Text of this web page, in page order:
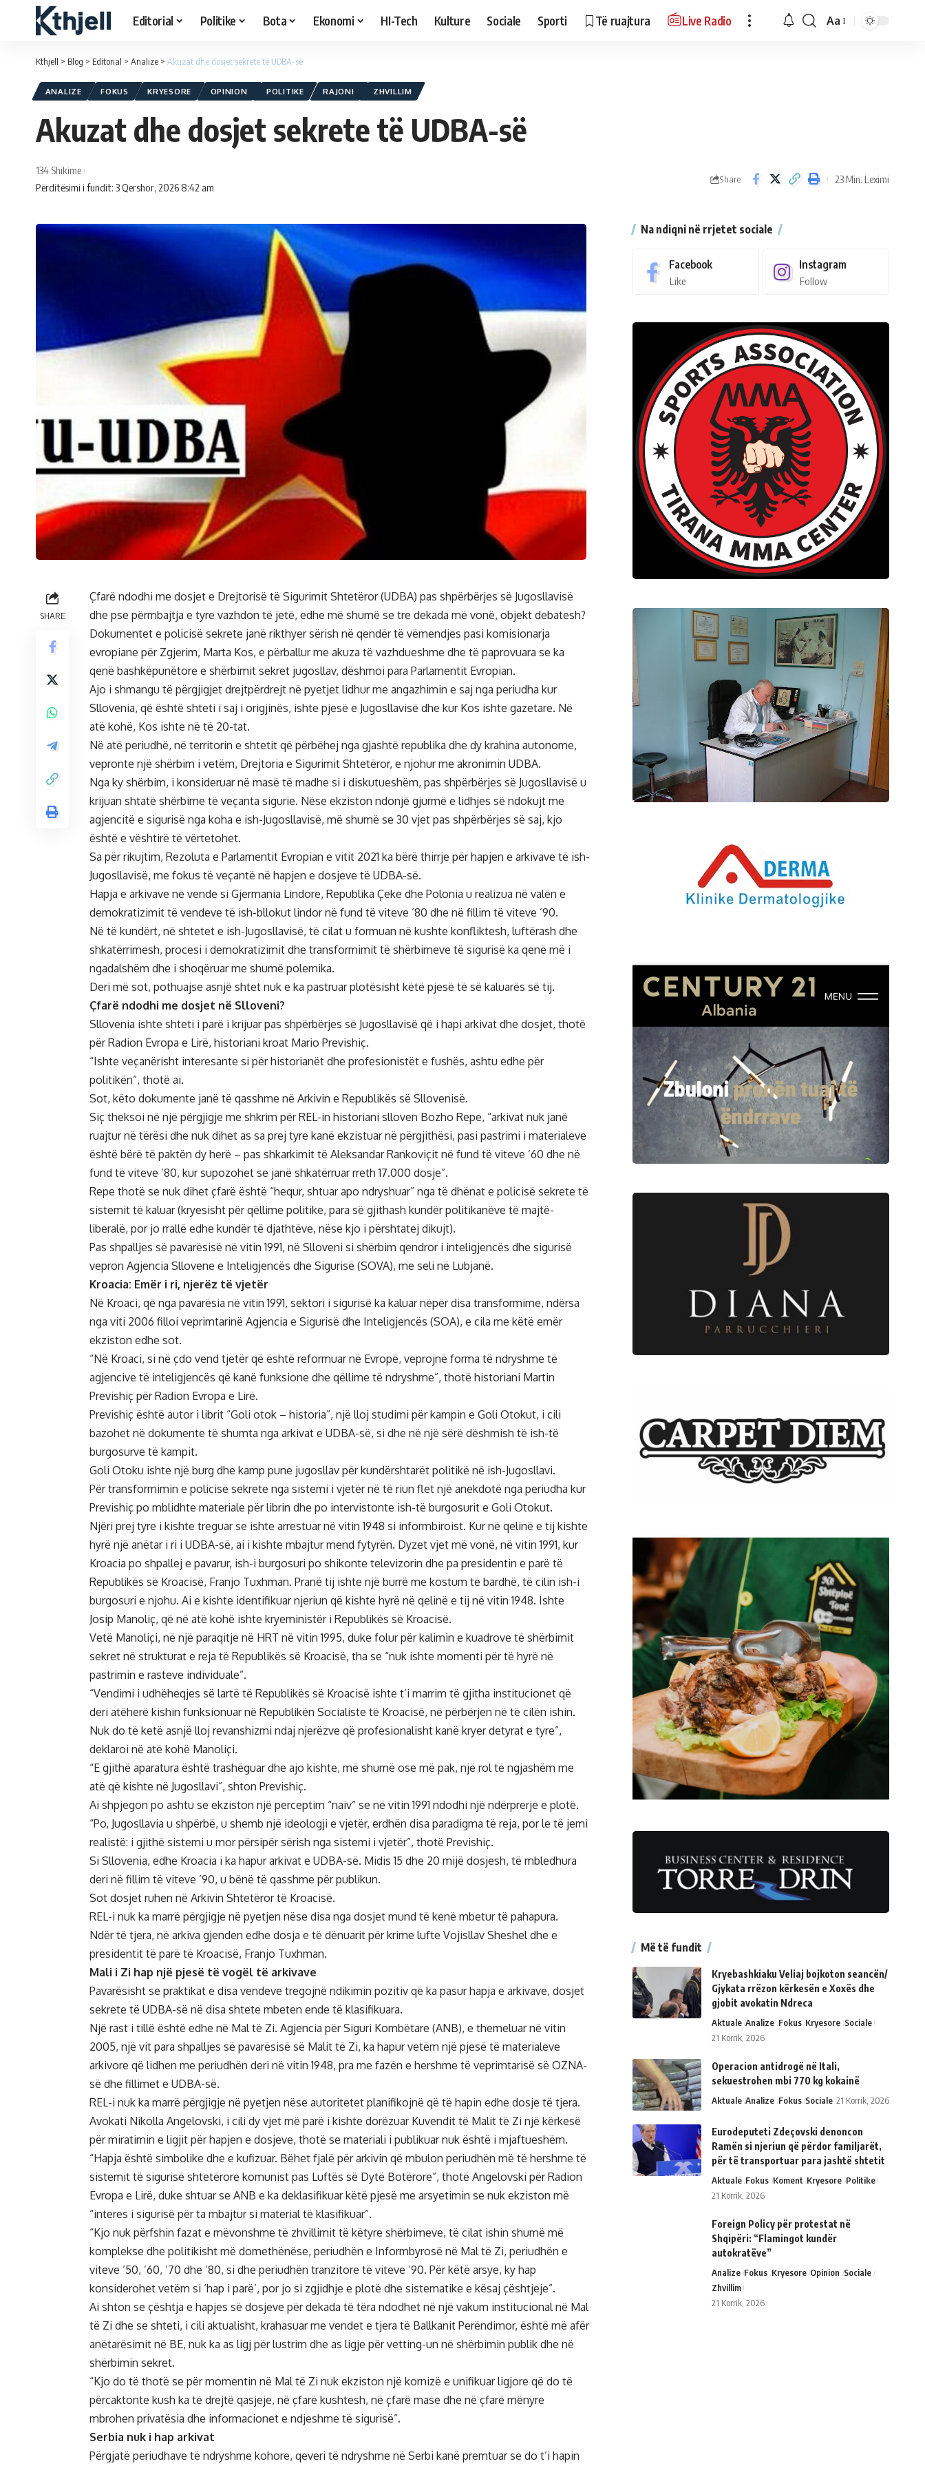
Editorial Politike Bota Ekonomi HI-Tech Kulture Sociale Sporti Të ruajtura Live Radio Aa
Kthjell > Blog > Editorial > Analize > Akuzat dhe dosjet sekrete të UDBA-së
ANALIZE FOKUS KRYESORE OPINION POLITIKE RAJONI ZHVILLIM
Akuzat dhe dosjet sekrete të UDBA-së
Përditësimi i fundit: 3 Qershor, 2026 8:42 am
134 Shikime
Share 23 Min. Leximi
SHARE
Çfarë ndodhi me dosjet e Drejtorisë të Sigurimit Shtetëror (UDBA) pas shpërbërjes së Jugosllavisë
dhe pse përmbajtja e tyre vazhdon të jetë, edhe më shumë se tre dekada më vonë, objekt debatesh?
Dokumentet e policisë sekrete janë rikthyer sërish në qendër të vëmendjes pasi komisionarja
evropiane për Zgjerim, Marta Kos, e përballur me akuza të vazhdueshme dhe të paprovuara se ka
qenë bashkëpunëtore e shërbimit sekret jugosllav, dëshmoi para Parlamentit Evropian.
Ajo i shmangu të përgjigjet drejtpërdrejt në pyetjet lidhur me angazhimin e saj nga periudha kur
Sllovenia, që është shteti i saj i origjinës, ishte pjesë e Jugosllavisë dhe kur Kos ishte gazetare. Në
atë kohë, Kos ishte në të 20-tat.
Në atë periudhë, në territorin e shtetit që përbëhej nga gjashtë republika dhe dy krahina autonome,
vepronte një shërbim i vetëm, Drejtoria e Sigurimit Shtetëror, e njohur me akronimin UDBA.
Nga ky shërbim, i konsideruar në masë të madhe si i diskutueshëm, pas shpërbërjes së Jugosllavisë u
krijuan shtatë shërbime të veçanta sigurie. Nëse ekziston ndonjë gjurmë e lidhjes së ndokujt me
agjencitë e sigurisë nga koha e ish-Jugosllavisë, më shumë se 30 vjet pas shpërbërjes së saj, kjo
është e vështirë të vërtetohet.
Sa për rikujtim, Rezoluta e Parlamentit Evropian e vitit 2021 ka bërë thirrje për hapjen e arkivave të ish-
Jugosllavisë, me fokus të veçantë në hapjen e dosjeve të UDBA-së.
Hapja e arkivave në vende si Gjermania Lindore, Republika Çeke dhe Polonia u realizua në valën e
demokratizimit të vendeve të ish-bllokut lindor në fund të viteve ’80 dhe në fillim të viteve ’90.
Në të kundërt, në shtetet e ish-Jugosllavisë, të cilat u formuan në kushte konfliktesh, luftërash dhe
shkatërrimesh, procesi i demokratizimit dhe transformimit të shërbimeve të sigurisë ka qenë më i
ngadalshëm dhe i shoqëruar me shumë polemika.
Deri më sot, pothuajse asnjë shtet nuk e ka pastruar plotësisht këtë pjesë të së kaluarës së tij.
Çfarë ndodhi me dosjet në Slloveni?
Sllovenia ishte shteti i parë i krijuar pas shpërbërjes së Jugosllavisë që i hapi arkivat dhe dosjet, thotë
për Radion Evropa e Lirë, historiani kroat Mario Previshiç.
“Ishte veçanërisht interesante si për historianët dhe profesionistët e fushës, ashtu edhe për
politikën”, thotë ai.
Sot, këto dokumente janë të qasshme në Arkivin e Republikës së Sllovenisë.
Siç theksoi në një përgjigje me shkrim për REL-in historiani slloven Bozho Repe, “arkivat nuk janë
ruajtur në tërësi dhe nuk dihet as sa prej tyre kanë ekzistuar në përgjithësi, pasi pastrimi i materialeve
është bërë të paktën dy herë – pas shkarkimit të Aleksandar Rankoviçit në fund të viteve ’60 dhe në
fund të viteve ’80, kur supozohet se janë shkatërruar rreth 17.000 dosje”.
Repe thotë se nuk dihet çfarë është “hequr, shtuar apo ndryshuar” nga të dhënat e policisë sekrete të
sistemit të kaluar (kryesisht për qëllime politike, para së gjithash kundër politikanëve të majtë-
liberalë, por jo rrallë edhe kundër të djathtëve, nëse kjo i përshtatej dikujt).
Pas shpalljes së pavarësisë në vitin 1991, në Slloveni si shërbim qendror i inteligjencës dhe sigurisë
vepron Agjencia Sllovene e Inteligjencës dhe Sigurisë (SOVA), me seli në Lubjanë.
Kroacia: Emër i ri, njerëz të vjetër
Në Kroaci, që nga pavarësia në vitin 1991, sektori i sigurisë ka kaluar nëpër disa transformime, ndërsa
nga viti 2006 filloi veprimtarinë Agjencia e Sigurisë dhe Inteligjencës (SOA), e cila me këtë emër
ekziston edhe sot.
“Në Kroaci, si në çdo vend tjetër që është reformuar në Evropë, veprojnë forma të ndryshme të
agjencive të inteligjencës që kanë funksione dhe qëllime të ndryshme”, thotë historiani Martin
Previshiç për Radion Evropa e Lirë.
Previshiç është autor i librit “Goli otok – historia”, një lloj studimi për kampin e Goli Otokut, i cili
bazohet në dokumente të shumta nga arkivat e UDBA-së, si dhe në një sërë dëshmish të ish-të
burgosurve të kampit.
Goli Otoku ishte një burg dhe kamp pune jugosllav për kundërshtarët politikë në ish-Jugosllavi.
Për transformimin e policisë sekrete nga sistemi i vjetër në të riun flet një anekdotë nga periudha kur
Previshiç po mblidhte materiale për librin dhe po intervistonte ish-të burgosurit e Goli Otokut.
Njëri prej tyre i kishte treguar se ishte arrestuar në vitin 1948 si informbiroist. Kur në qelinë e tij kishte
hyrë një anëtar i ri i UDBA-së, ai i kishte mbajtur mend fytyrën. Dyzet vjet më vonë, në vitin 1991, kur
Kroacia po shpallej e pavarur, ish-i burgosuri po shikonte televizorin dhe pa presidentin e parë të
Republikës së Kroacisë, Franjo Tuxhman. Pranë tij ishte një burrë me kostum të bardhë, të cilin ish-i
burgosuri e njohu. Ai e kishte identifikuar njeriun që kishte hyrë në qelinë e tij në vitin 1948. Ishte
Josip Manoliç, që në atë kohë ishte kryeministër i Republikës së Kroacisë.
Vetë Manoliçi, në një paraqitje në HRT në vitin 1995, duke folur për kalimin e kuadrove të shërbimit
sekret në strukturat e reja të Republikës së Kroacisë, tha se “nuk ishte momenti për të hyrë në
pastrimin e rasteve individuale”.
“Vendimi i udhëheqjes së lartë të Republikës së Kroacisë ishte t’i marrim të gjitha institucionet që
deri atëherë kishin funksionuar në Republikën Socialiste të Kroacisë, në përbërjen në të cilën ishin.
Nuk do të ketë asnjë lloj revanshizmi ndaj njerëzve që profesionalisht kanë kryer detyrat e tyre”,
deklaroi në atë kohë Manoliçi.
“E gjithë aparatura është trashëguar dhe ajo kishte, më shumë ose më pak, një rol të ngjashëm me
atë që kishte në Jugosllavi”, shton Previshiç.
Ai shpjegon po ashtu se ekziston një perceptim “naiv” se në vitin 1991 ndodhi një ndërprerje e plotë.
“Po, Jugosllavia u shpërbë, u shemb një ideologji e vjetër, erdhën disa paradigma të reja, por le të jemi
realistë: i gjithë sistemi u mor përsipër sërish nga sistemi i vjetër”, thotë Previshiç.
Si Sllovenia, edhe Kroacia i ka hapur arkivat e UDBA-së. Midis 15 dhe 20 mijë dosjesh, të mbledhura
deri në fillim të viteve ’90, u bënë të qasshme për publikun.
Sot dosjet ruhen në Arkivin Shtetëror të Kroacisë.
REL-i nuk ka marrë përgjigje në pyetjen nëse disa nga dosjet mund të kenë mbetur të pahapura.
Ndër të tjera, në arkiva gjenden edhe dosja e të dënuarit për krime lufte Vojisllav Sheshel dhe e
presidentit të parë të Kroacisë, Franjo Tuxhman.
Mali i Zi hap një pjesë të vogël të arkivave
Pavarësisht se praktikat e disa vendeve tregojnë ndikimin pozitiv që ka pasur hapja e arkivave, dosjet
sekrete të UDBA-së në disa shtete mbeten ende të klasifikuara.
Një rast i tillë është edhe në Mal të Zi. Agjencia për Siguri Kombëtare (ANB), e themeluar në vitin
2005, një vit para shpalljes së pavarësisë së Malit të Zi, ka hapur vetëm një pjesë të materialeve
arkivore që lidhen me periudhën deri në vitin 1948, pra me fazën e hershme të veprimtarisë së OZNA-
së dhe fillimet e UDBA-së.
REL-i nuk ka marrë përgjigje në pyetjen nëse autoritetet planifikojnë që të hapin edhe dosje të tjera.
Avokati Nikolla Angelovski, i cili dy vjet më parë i kishte dorëzuar Kuvendit të Malit të Zi një kërkesë
për miratimin e ligjit për hapjen e dosjeve, thotë se materiali i publikuar nuk është i mjaftueshëm.
“Hapja është simbolike dhe e kufizuar. Bëhet fjalë për arkivin që mbulon periudhën më të hershme të
sistemit të sigurisë shtetërore komunist pas Luftës së Dytë Botërore”, thotë Angelovski për Radion
Evropa e Lirë, duke shtuar se ANB e ka deklasifikuar këtë pjesë me arsyetimin se nuk ekziston më
“interes i sigurisë për ta mbajtur si material të klasifikuar”.
“Kjo nuk përfshin fazat e mëvonshme të zhvillimit të këtyre shërbimeve, të cilat ishin shumë më
komplekse dhe politikisht më domethënëse, periudhën e Informbyrosë në Mal të Zi, periudhën e
viteve ’50, ’60, ’70 dhe ’80, si dhe periudhën tranzitore të viteve ’90. Për këtë arsye, ky hap
konsiderohet vetëm si ‘hap i parë’, por jo si zgjidhje e plotë dhe sistematike e kësaj çështjeje”.
Ai shton se çështja e hapjes së dosjeve për dekada të tëra ndodhet në një vakum institucional në Mal
të Zi dhe se shteti, i cili aktualisht, krahasuar me vendet e tjera të Ballkanit Perëndimor, është më afër
anëtarësimit në BE, nuk ka as ligj për lustrim dhe as ligje për vetting-un në shërbimin publik dhe në
shërbimin sekret.
“Kjo do të thotë se për momentin në Mal të Zi nuk ekziston një kornizë e unifikuar ligjore që do të
përcaktonte kush ka të drejtë qasjeje, në çfarë kushtesh, në çfarë mase dhe në çfarë mënyre
mbrohen privatësia dhe informacionet e ndjeshme të sigurisë”.
Serbia nuk i hap arkivat
Përgjatë periudhave të ndryshme kohore, qeveri të ndryshme në Serbi kanë premtuar se do t’i hapin
Na ndiqni në rrjetet sociale
Facebook
Like
Instagram
Follow
Më të fundit
Kryebashkiaku Veliaj bojkoton seancën/
Gjykata rrëzon kërkesën e Xoxës dhe
gjobit avokatin Ndreca
Aktuale Analize Fokus Kryesore Sociale
21 Korrik, 2026
Operacion antidrogë në Itali,
sekuestrohen mbi 770 kg kokainë
Aktuale Analize Fokus Sociale 21 Korrik, 2026
Eurodeputeti Zdeçovski denoncon
Ramën si njeriun që përdor familjarët,
për të transportuar para jashtë shtetit
Aktuale Fokus Koment Kryesore Politike
21 Korrik, 2026
Foreign Policy për protestat në
Shqipëri: “Flamingot kundër
autokratëve”
Analize Fokus Kryesore Opinion Sociale
Zhvillim
21 Korrik, 2026